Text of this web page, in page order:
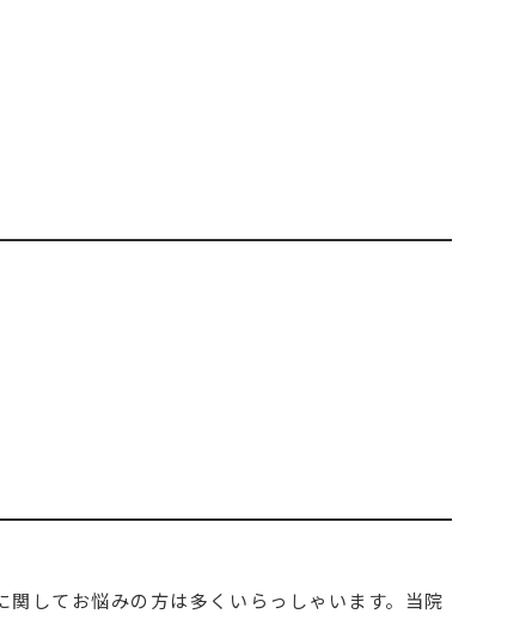
してお悩みの方は多くいらっしゃいます。当院